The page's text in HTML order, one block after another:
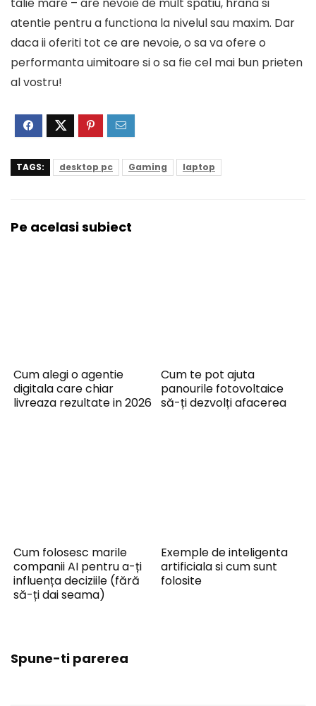
atentie pentru a functiona la nivelul sau maxim. Dar
daca ii oferiti tot ce are nevoie, o sa va ofere o
performanta uimitoare si o sa fie cel mai bun prieten
al vostru!
TAGS: desktop pc Gaming laptop
Pe acelasi subiect
Cum alegi o agentie
digitala care chiar
livreaza rezultate in 2026
Cum te pot ajuta
panourile fotovoltaice
să-ți dezvolți afacerea
Cum folosesc marile
companii AI pentru a-ți
influența deciziile (fără
să-ți dai seama)
Exemple de inteligenta
artificiala si cum sunt
folosite
Spune-ti parerea